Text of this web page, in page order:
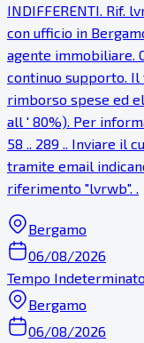
INDIFFERENTI. Rif.
con ufficio in
agente immobiliare.
continuo supporto.
rimborso spese ed
all ' 80%). Per
58 .. 289 .. Inviare il
tramite email
riferimento "lvrwb". .
Bergamo
06/08/2026
Tempo Indeterminato
Bergamo
06/08/2026